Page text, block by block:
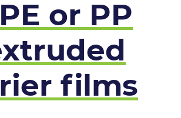
or PP
films